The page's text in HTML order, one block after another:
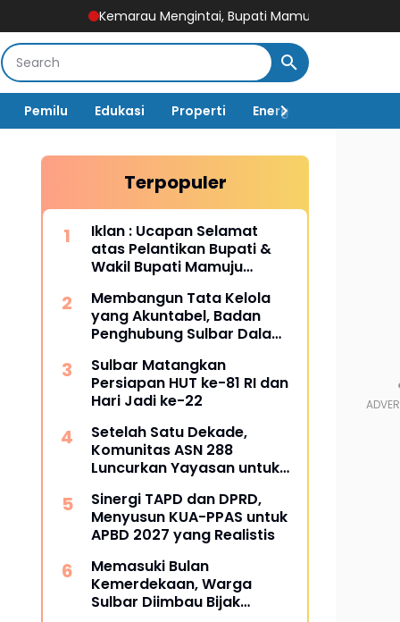
Kemarau Mengintai, Bupati Mamuju Tengah Serukan Warga
Pemilu Edukasi Properti Energi
Terpopuler
Iklan : Ucapan Selamat
atas Pelantikan Bupati &
Wakil Bupati Mamuju
Membangun Tata Kelola
yang Akuntabel, Badan
Penghubung Sulbar Dalami
Jasa
Sulbar Matangkan
Persiapan HUT ke-81 RI dan
Hari Jadi ke-22
Setelah Satu Dekade,
Komunitas ASN 288
Luncurkan Yayasan untuk
Kesehatan
Sinergi TAPD dan DPRD,
Menyusun KUA-PPAS untuk
APBD 2027 yang Realistis
Memasuki Bulan
Kemerdekaan, Warga
Sulbar Diimbau Bijak